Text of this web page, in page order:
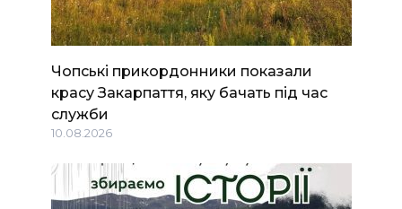
Чопські прикордонники показали
красу Закарпаття, яку бачать під час
служби
10.08.2026